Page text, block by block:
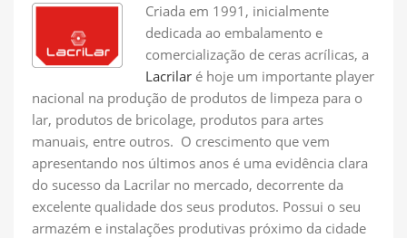
Criada em 1991, inicialmente
dedicada ao embalamento e
comercialização de ceras acrílicas, a
Lacrilar é hoje um importante player
nacional na produção de produtos de limpeza para o
lar, produtos de bricolage, produtos para artes
manuais, entre outros. O crescimento que vem
apresentando nos últimos anos é uma evidência clara
do sucesso da Lacrilar no mercado, decorrente da
excelente qualidade dos seus produtos. Possui o seu
armazém e instalações produtivas próximo da cidade